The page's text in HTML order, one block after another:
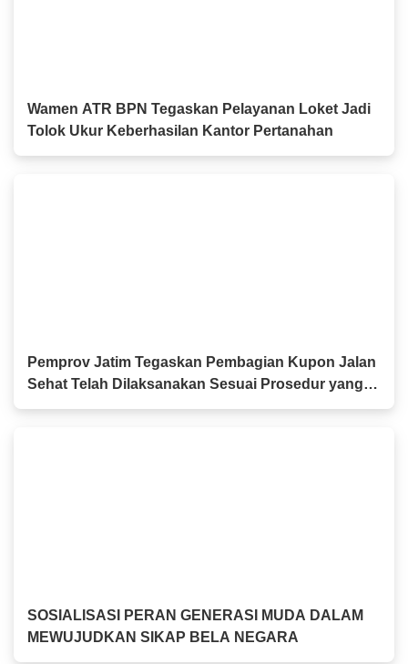
Wamen ATR BPN Tegaskan Pelayanan Loket Jadi
Tolok Ukur Keberhasilan Kantor Pertanahan
Pemprov Jatim Tegaskan Pembagian Kupon Jalan
Sehat Telah Dilaksanakan Sesuai Prosedur yang
Berlaku
SOSIALISASI PERAN GENERASI MUDA DALAM
MEWUJUDKAN SIKAP BELA NEGARA